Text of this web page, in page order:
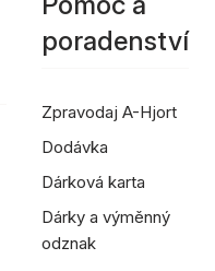
poradenství
Zpravodaj A-Hjort
Dodávka
Dárková karta
Dárky a výměnný
odznak